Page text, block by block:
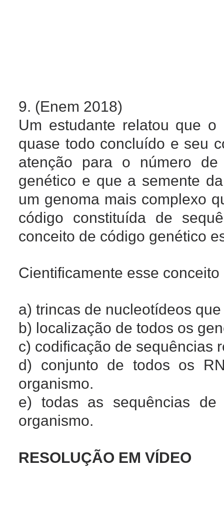
9. (Enem 2018)
Um estudante relatou que
quase todo concluído e seu
atenção para o número
genético e que a semente
um genoma mais complexo
código constituída de
conceito de código genético
Cientificamente esse
a) trincas de nucleotídeos
b) localização de todos os
c) codificação de sequências
d) conjunto de todos os
organismo.
e) todas as sequências
organismo.
RESOLUÇÃO EM VÍDEO